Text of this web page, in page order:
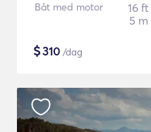
Båt med motor
16 ft
5 m
$310 /dag